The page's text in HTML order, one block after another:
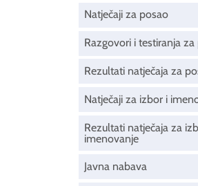
Natječaji za posao
Razgovori i testiranja za
Rezultati natječaja za
Natječaji za izbor i
Rezultati natječaja za
imenovanje
Javna nabava